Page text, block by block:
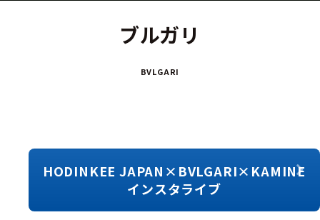
ブルガリ
BVLGARI
HODINKEE JAPAN×BVLGARI×KAMINE
インスタライブ